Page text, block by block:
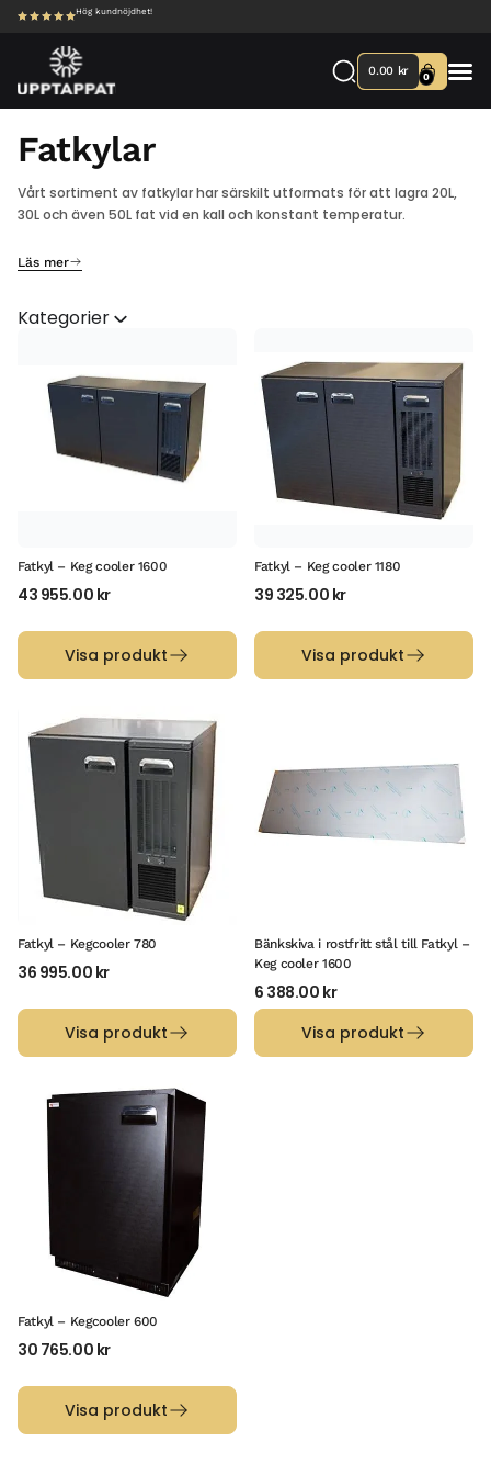
Hög kundnöjdhet!
0.00 kr 0
Fatkylar
Vårt sortiment av fatkylar har särskilt utformats för att lagra 20L,
30L och även 50L fat vid en kall och konstant temperatur.
Läs mer
Kategorier
Fatkyl – Keg cooler 1600
43 955.00 kr
Visa produkt
Fatkyl – Keg cooler 1180
39 325.00 kr
Visa produkt
Fatkyl – Kegcooler 780
36 995.00 kr
Visa produkt
Bänkskiva i rostfritt stål till Fatkyl –
Keg cooler 1600
6 388.00 kr
Visa produkt
Fatkyl – Kegcooler 600
30 765.00 kr
Visa produkt